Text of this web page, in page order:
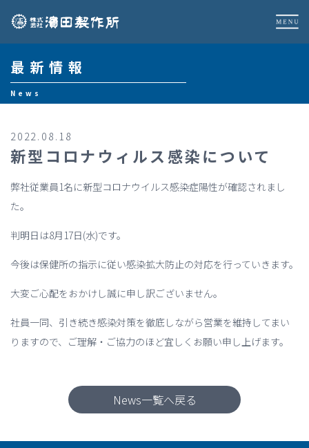
最新情報
News
2022.08.18
新型コロナウィルス感染について
弊社従業員1名に新型コロナウイルス感染症陽性が確認されまし
た。
判明日は8月17日(水)です。
今後は保健所の指示に従い感染拡大防止の対応を行っていきます。
大変ご心配をおかけし誠に申し訳ございません。
社員一同、引き続き感染対策を徹底しながら営業を維持してまい
りますので、ご理解・ご協力のほど宜しくお願い申し上げます。
News一覧へ戻る